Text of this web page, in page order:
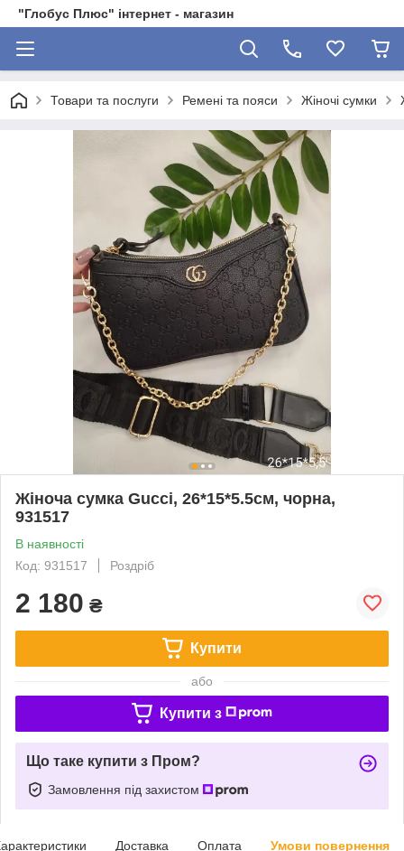
"Глобус Плюс" інтернет - магазин
Товари та послуги Ремені та пояси Жіночі сумки
Жіноча сумка Gucci, 26*15*5.5см, чорна,
931517
В наявності
Код: 931517
Роздріб
2 180 ₴
Купити
або
Купити з
Що таке купити з Пром?
Замовлення під захистом
Доставка Оплата Умови повернення